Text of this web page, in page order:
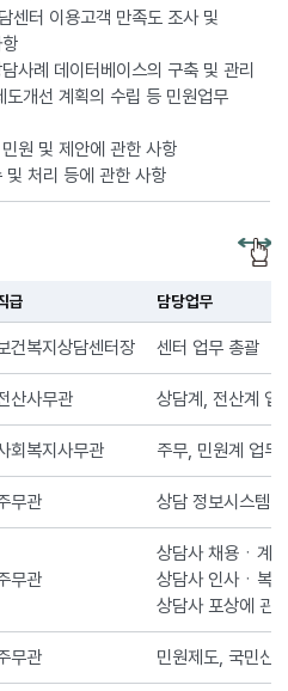
센터 이용고객 만족도 조사 및
사례 데이터베이스의 구축 및 관리
개선 계획의 수립 등 민원업무
원 및 제안에 관한 사항
처리 등에 관한 사항
급 담당업무
건복지상담센터장 센터 업무 총괄
산사무관 상담계, 전산계 업
회복지사무관 주무, 민원계 업무
무관 상담 정보시스템
무관
상담사 채용ㆍ계
상담사 인사ㆍ복
상담사 포상에 관
무관 민원제도, 국민신